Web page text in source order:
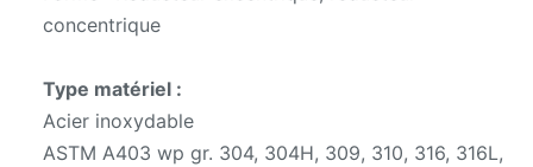
concentrique
Type matériel :
Acier inoxydable
ASTM A403 wp gr. 304, 304H, 309, 310, 316, 316L,